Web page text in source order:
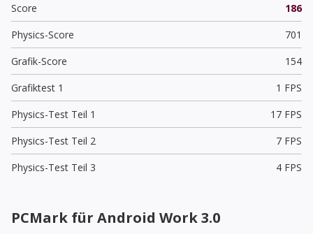
Score
186
Physics-Score
701
Grafik-Score
154
Grafiktest 1
1 FPS
Physics-Test Teil 1
17 FPS
Physics-Test Teil 2
7 FPS
Physics-Test Teil 3
4 FPS
PCMark für Android Work 3.0